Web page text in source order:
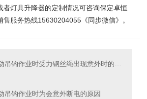
者灯具升降器的定制情况可咨询保定卓恒
服务热线15630204055《同步微信》。
吊钩作业时为会意外断电的原因